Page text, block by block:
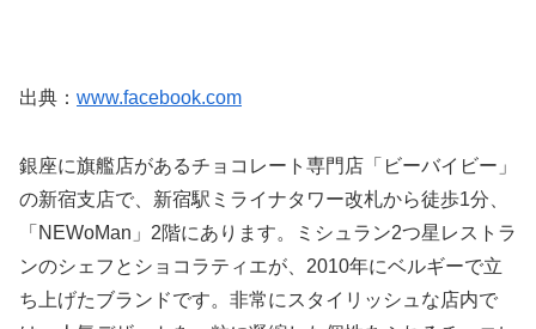
出典： www.facebook.com
銀座に旗艦店があるチョコレート専門店「ビーバイビー」
の新宿支店で、新宿駅ミライナタワー改札から徒歩1分、
「NEWoMan」2階にあります。ミシュラン2つ星レストラ
ンのシェフとショコラティエが、2010年にベルギーで立
ち上げたブランドです。非常にスタイリッシュな店内で